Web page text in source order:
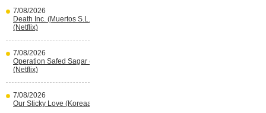
7/08/2026
Death Inc. (Muertos S.L.) s4 (Spaans)
(Netflix)
7/08/2026
Operation Safed Sagar (Indisch)
(Netflix)
7/08/2026
Our Sticky Love (Koreaans) (Netflix)